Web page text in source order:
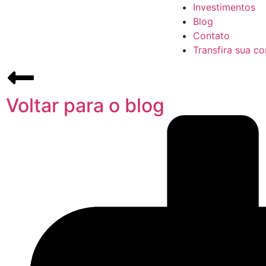
Investimentos
Blog
Contato
Transfira sua
Voltar para o blog